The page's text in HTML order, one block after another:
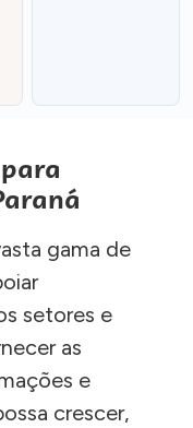
gama de
setores e
as
e
crescer,